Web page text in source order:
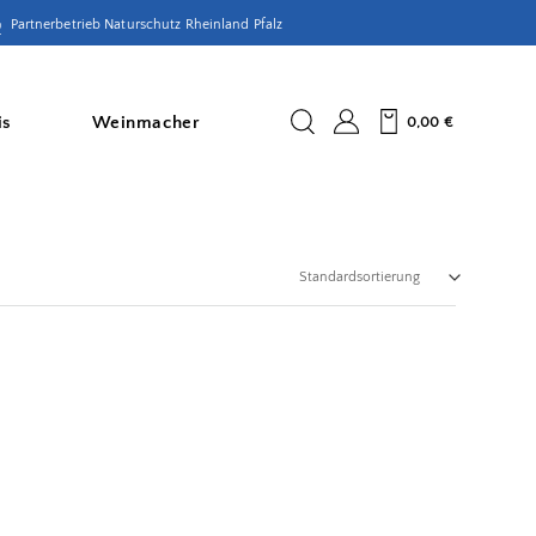
Partnerbetrieb Naturschutz Rheinland Pfalz
Weinmacher 0,00 €